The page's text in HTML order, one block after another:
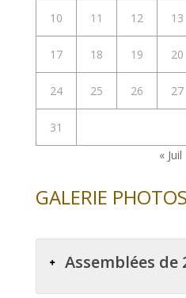
10 11 12 13
17 18 19 20
24 25 26 27
31
« Juil
GALERIE PHOTOS
Assemblées de